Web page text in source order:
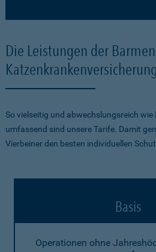
Die Leistungen der
So vielseitig und abwechslungsreich
umfassend sind unsere Tarife. Damit
Vierbeiner den besten individuellen
Basis
Operationen ohne